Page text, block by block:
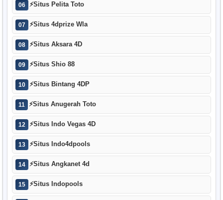
06 ⚡Situs Pelita Toto
07 ⚡Situs 4dprize Wla
08 ⚡Situs Aksara 4D
09 ⚡Situs Shio 88
10 ⚡Situs Bintang 4DP
11 ⚡Situs Anugerah Toto
12 ⚡Situs Indo Vegas 4D
13 ⚡Situs Indo4dpools
14 ⚡Situs Angkanet 4d
15 ⚡Situs Indopools